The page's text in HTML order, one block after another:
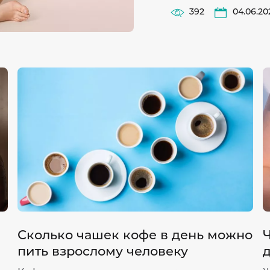
392
Сколько чашек кофе в день можно
пить взрослому человеку